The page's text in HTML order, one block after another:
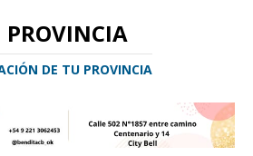
PROVINCIA
DE TU PROVINCIA